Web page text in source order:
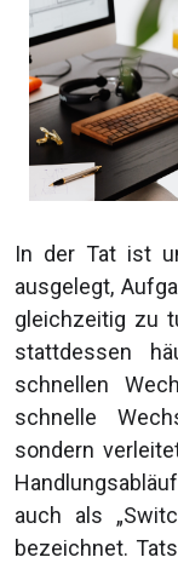
In der Tat ist
ausgelegt,
gleichzeitig zu
stattdessen
schnellen
schnelle
sondern
auch als
bezeichnet.